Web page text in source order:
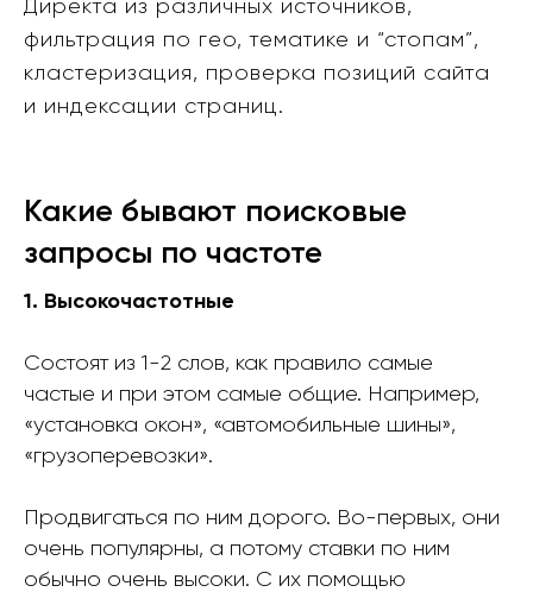
Директа из различных источников,
фильтрация по гео, тематике и “стопам”,
кластеризация, проверка позиций сайта
и индексации страниц.
Какие бывают поисковые
запросы по частоте
1. Высокочастотные
Состоят из 1-2 слов, как правило самые
частые и при этом самые общие. Например,
«установка окон», «автомобильные шины»,
«грузоперевозки».
Продвигаться по ним дорого. Во-первых, они
очень популярны, а потому ставки по ним
обычно очень высоки. С их помощью